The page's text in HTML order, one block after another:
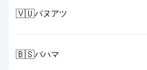
🇻🇺バヌアツ
🇧🇸バハマ